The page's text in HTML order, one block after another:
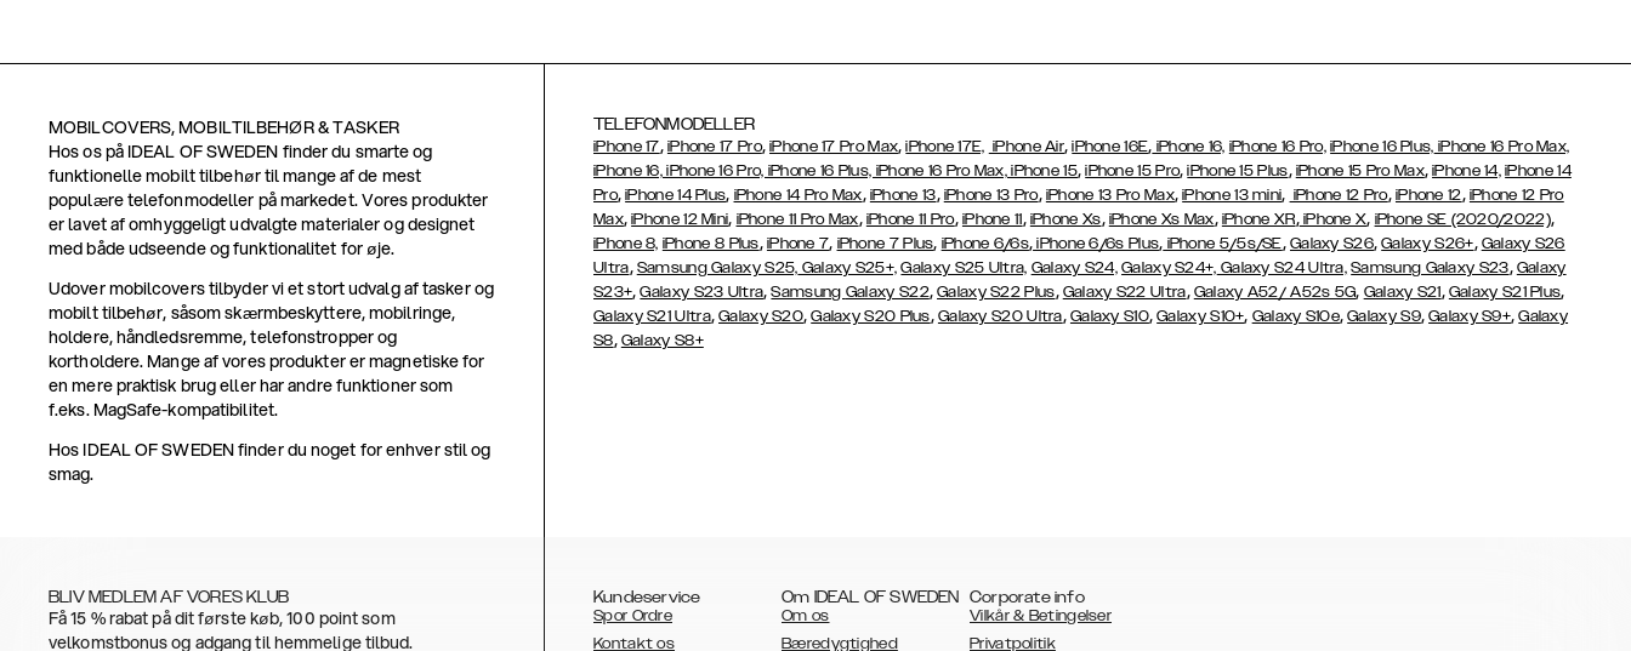
MOBILCOVERS, MOBILTILBEHØR & TASKER
Hos os på IDEAL OF SWEDEN finder du smarte og
funktionelle mobilt tilbehør til mange af de mest
populære telefonmodeller på markedet. Vores produkter
er lavet af omhyggeligt udvalgte materialer og designet
med både udseende og funktionalitet for øje.
Udover mobilcovers tilbyder vi et stort udvalg af tasker og
mobilt tilbehør, såsom skærmbeskyttere, mobilringe,
holdere, håndledsremme, telefonstropper og
kortholdere. Mange af vores produkter er magnetiske for
en mere praktisk brug eller har andre funktioner som
f.eks. MagSafe-kompatibilitet.
Hos IDEAL OF SWEDEN finder du noget for enhver stil og
smag.
TELEFONMODELLER
iPhone 17, iPhone 17 Pro,iPhone 17 Pro Max,iPhone 17E, iPhone Air,iPhone 16E, iPhone 16, iPhone 16 Pro, iPhone 16 Plus, iPhone 16 Pro Max,
iPhone 16, iPhone 16 Pro, iPhone 16 Plus, iPhone 16 Pro Max, iPhone 15,iPhone 15 Pro,iPhone 15 Plus, iPhone 15 Pro Max,iPhone 14, iPhone 14
Pro,iPhone 14 Plus, iPhone 14 Pro Max, iPhone 13, iPhone 13 Pro, iPhone 13 Pro Max,iPhone 13 mini, iPhone 12 Pro, iPhone 12, iPhone 12 Pro
Max,iPhone 12 Mini, iPhone 11 Pro Max, iPhone 11 Pro, iPhone 11, iPhone Xs, iPhone Xs Max, iPhone XR,iPhone X, iPhone SE (2020/2022),
iPhone 8, iPhone 8 Plus, iPhone 7, iPhone 7 Plus, iPhone 6/6s, iPhone 6/6s Plus, iPhone 5/5s/SE, Galaxy S26,Galaxy S26+, Galaxy S26
Ultra, Samsung Galaxy S25, Galaxy S25+, Galaxy S25 Ultra, Galaxy S24, Galaxy S24+, Galaxy S24 Ultra, Samsung Galaxy S23, Galaxy
S23+,Galaxy S23 Ultra,Samsung Galaxy S22,Galaxy S22 Plus, Galaxy S22 Ultra, Galaxy A52/ A52s 5G, Galaxy S21, Galaxy S21 Plus,
Galaxy S21 Ultra,Galaxy S20,Galaxy S20 Plus, Galaxy S20 Ultra, Galaxy S10,Galaxy S10+, Galaxy S10e,Galaxy S9,Galaxy S9+,Galaxy
S8, Galaxy S8+
BLIV MEDLEM AF VORES KLUB
Få 15 % rabat på dit første køb, 100 point som
velkomstbonus og adgang til hemmelige tilbud.
Kundeservice
Spor Ordre
Kontakt os
Om IDEAL OF SWEDEN
Om os
Bæredygtighed
Corporate info
Vilkår & Betingelser
Privatpolitik